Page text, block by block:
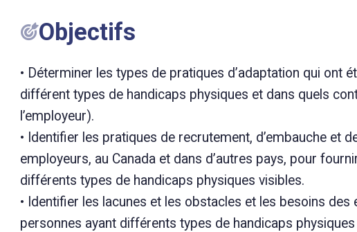
Objectifs
• Déterminer les types de pratiques d’adaptation qui ont
différent types de handicaps physiques et dans quels
l’employeur).
• Identifier les pratiques de recrutement, d’embauche et
employeurs, au Canada et dans d’autres pays, pour
différents types de handicaps physiques visibles.
• Identifier les lacunes et les obstacles et les besoins
personnes ayant différents types de handicaps